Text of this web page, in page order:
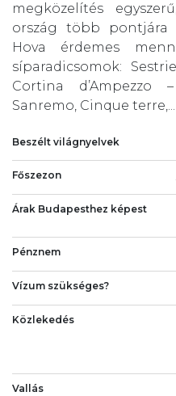
megközelítés
ország több pontjára
Hova érdemes
síparadicsomok:
Cortina d’Ampezzo
Sanremo, Cinque terre,...
Beszélt világnyelvek
Főszezon
Árak Budapesthez képest
Pénznem
Vízum szükséges?
Közlekedés
Vallás